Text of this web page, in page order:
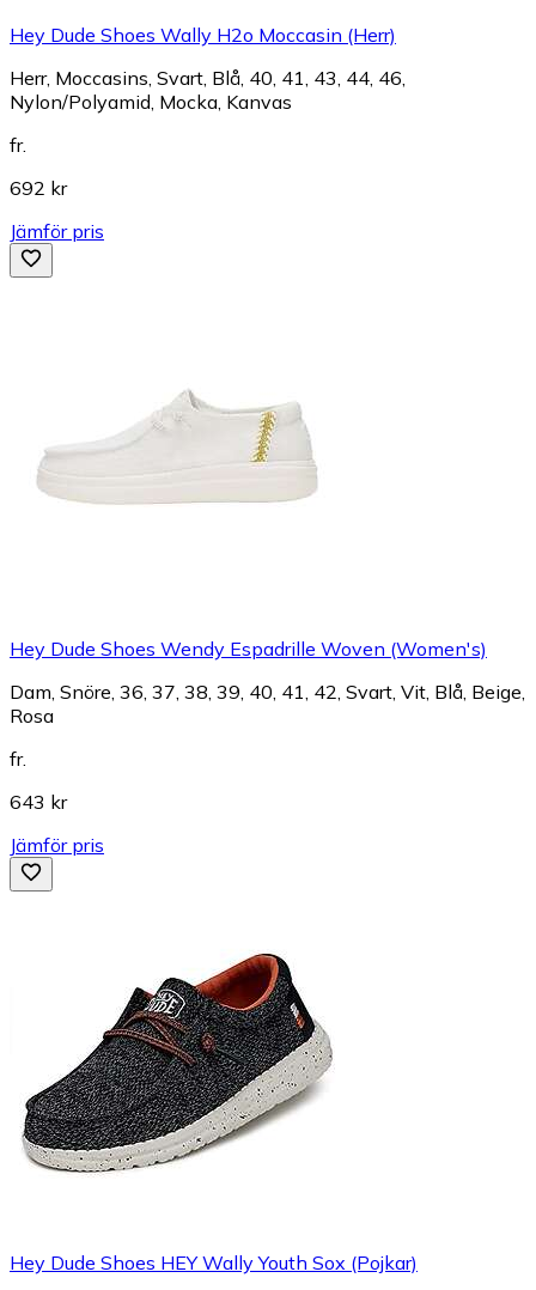
Hey Dude Shoes Wally H2o Moccasin (Herr)
Herr, Moccasins, Svart, Blå, 40, 41, 43, 44, 46,
Nylon/Polyamid, Mocka, Kanvas
fr.
692 kr
Jämför pris
Hey Dude Shoes Wendy Espadrille Woven (Women's)
Dam, Snöre, 36, 37, 38, 39, 40, 41, 42, Svart, Vit, Blå, Beige,
Rosa
fr.
643 kr
Jämför pris
Hey Dude Shoes HEY Wally Youth Sox (Pojkar)